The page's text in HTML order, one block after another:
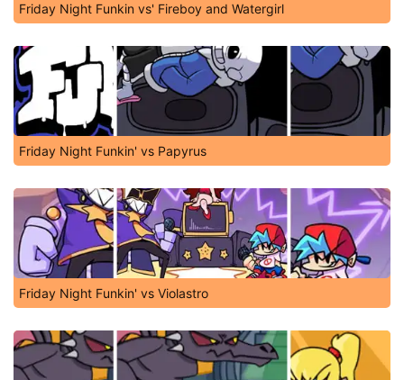
Friday Night Funkin vs' Fireboy and Watergirl
Friday Night Funkin' vs Papyrus
Friday Night Funkin' vs Violastro